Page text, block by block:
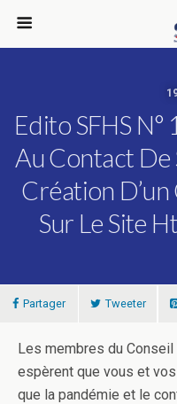
Edito SFHS N°
Au Contact De
Création
Sur Le Site
Partager Tweeter
Les membres du Conseil
espèrent que vous et
que la pandémie et le